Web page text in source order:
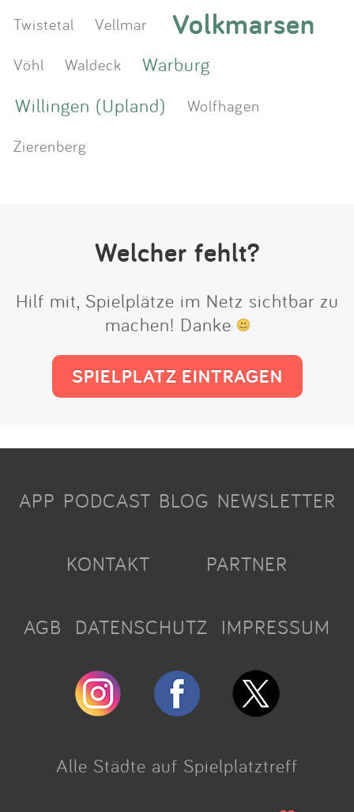
Twistetal
Vellmar Volkmarsen
Vöhl Waldeck
Warburg
Willingen (Upland)
Wolfhagen
Zierenberg
Welcher fehlt?
Hilf mit, Spielplätze im Netz sichtbar zu
machen! Danke
SPIELPLATZ EINTRAGEN
APP PODCAST BLOG NEWSLETTER
KONTAKT PARTNER
AGB DATENSCHUTZ IMPRESSUM
Alle Städte auf Spielplatztreff